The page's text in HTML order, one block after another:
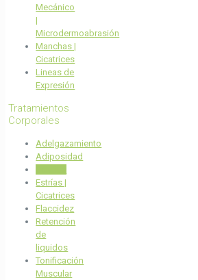
Mecánico
|
Microdermoabrasión
Manchas |
Cicatrices
Lineas de
Expresión
Tratamientos
Corporales
Adelgazamiento
Adiposidad
Estrías |
Cicatrices
Flaccidez
Retención
de
liquidos
Tonificación
Muscular